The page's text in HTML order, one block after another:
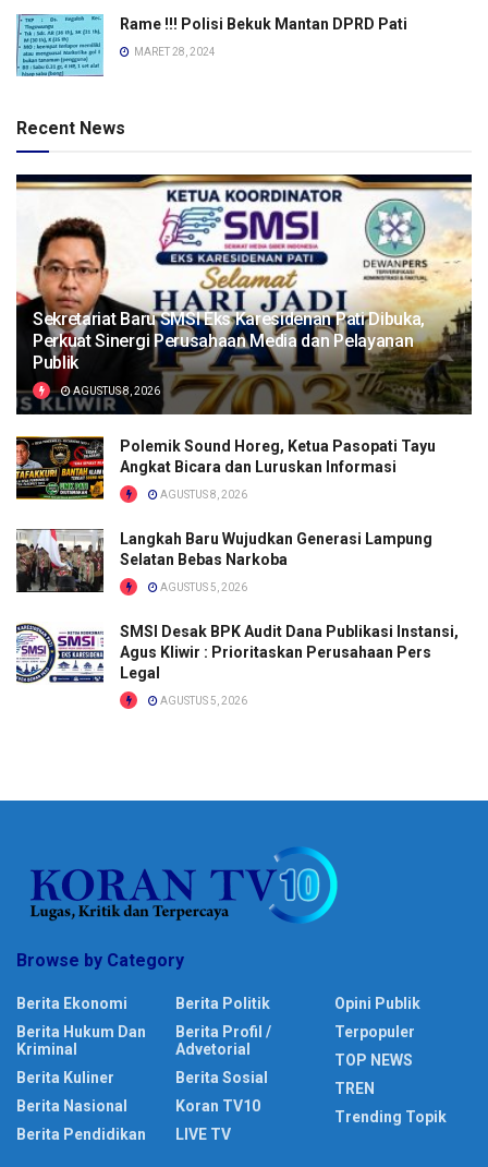
Rame !!! Polisi Bekuk Mantan DPRD Pati
MARET 28, 2024
Recent News
Sekretariat Baru SMSI Eks Karesidenan Pati Dibuka,
Perkuat Sinergi Perusahaan Media dan Pelayanan
Publik
AGUSTUS 8, 2026
Polemik Sound Horeg, Ketua Pasopati Tayu
Angkat Bicara dan Luruskan Informasi
AGUSTUS 8, 2026
Langkah Baru Wujudkan Generasi Lampung
Selatan Bebas Narkoba
AGUSTUS 5, 2026
SMSI Desak BPK Audit Dana Publikasi Instansi,
Agus Kliwir : Prioritaskan Perusahaan Pers
Legal
AGUSTUS 5, 2026
Browse by Category
Berita Ekonomi
Berita Hukum Dan
Kriminal
Berita Kuliner
Berita Nasional
Berita Pendidikan
Berita Politik
Berita Profil /
Advetorial
Berita Sosial
Koran TV10
LIVE TV
Opini Publik
Terpopuler
TOP NEWS
TREN
Trending Topik